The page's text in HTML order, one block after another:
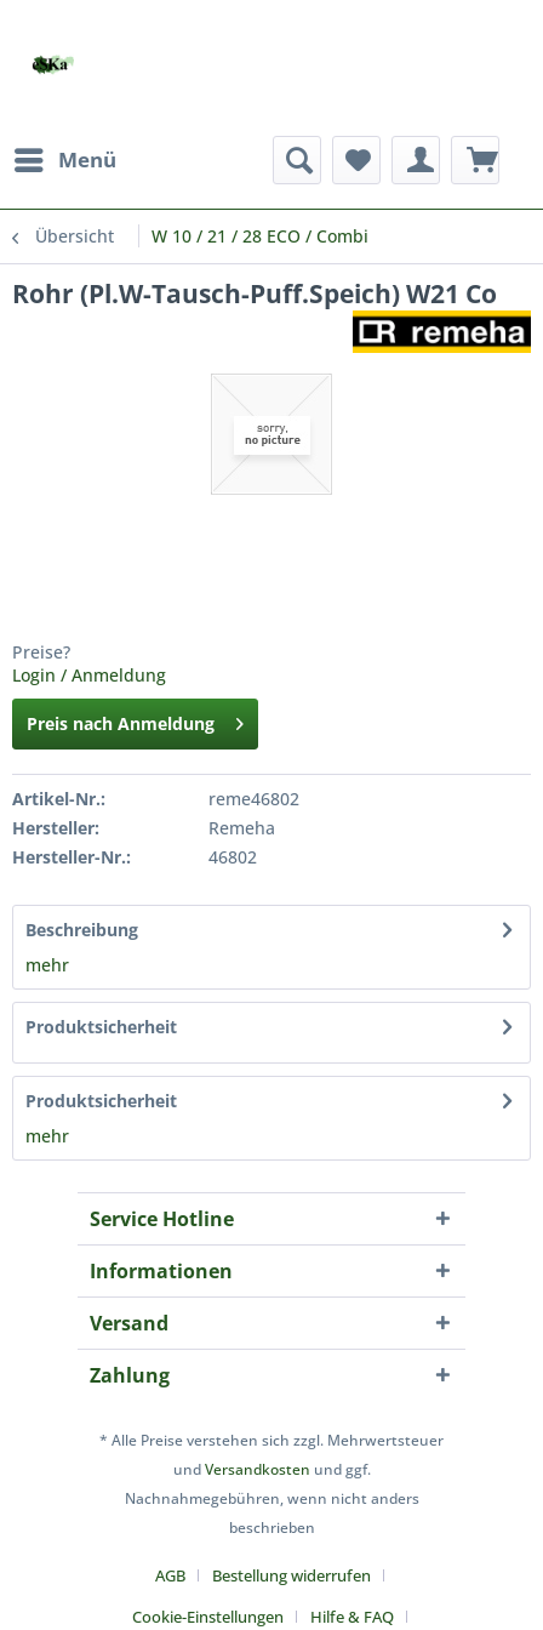
Menü
Übersicht W 10 / 21 / 28 ECO / Combi
Rohr (Pl.W-Tausch-Puff.Speich) W21 Co
Preise?
Login / Anmeldung
Preis nach Anmeldung
Artikel-Nr.:
reme46802
Hersteller:
Remeha
Hersteller-Nr.:
46802
Beschreibung
mehr
Produktsicherheit
Produktsicherheit
mehr
Service Hotline
Informationen
Versand
Zahlung
* Alle Preise verstehen sich zzgl. Mehrwertsteuer
undVersandkosten und ggf.
Nachnahmegebühren, wenn nicht anders
beschrieben
AGB
Bestellung widerrufen
Cookie-Einstellungen
Hilfe & FAQ